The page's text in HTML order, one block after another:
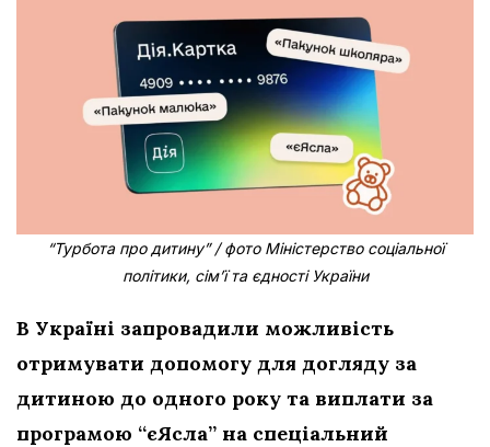
“Турбота про дитину” / фото Міністерство соціальної
політики, сім’ї та єдності України
В Україні запровадили можливість
отримувати допомогу для догляду за
дитиною до одного року та виплати за
програмою “єЯсла” на спеціальний